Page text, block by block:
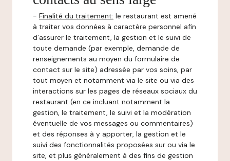
- Finalité du traitement: le restaurant est amené
à traiter vos données à caractère personnel afin
d’assurer le traitement, la gestion et le suivi de
toute demande (par exemple, demande de
renseignements au moyen du formulaire de
contact sur le site) adressée par vos soins, par
tout moyen et notamment via le site ou via des
interactions sur les pages de réseaux sociaux du
restaurant (en ce incluant notamment la
gestion, le traitement, le suivi et la modération
éventuelle de vos messages ou commentaires)
et des réponses à y apporter, la gestion et le
suivi des fonctionnalités proposées sur ou via le
site, et plus généralement à des fins de gestion